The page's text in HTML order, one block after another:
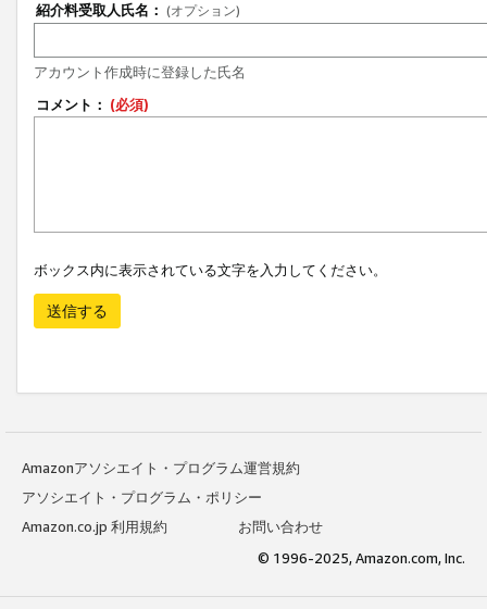
紹介料受取人氏名： (オプション)
アカウント作成時に登録した氏名
コメント： (必須)
ボックス内に表示されている文字を入力してください。
送信する
Amazonアソシエイト・プログラム運営規約
アソシエイト・プログラム・ポリシー
Amazon.co.jp 利用規約
お問い合わせ
© 1996-2025, Amazon.com, Inc.